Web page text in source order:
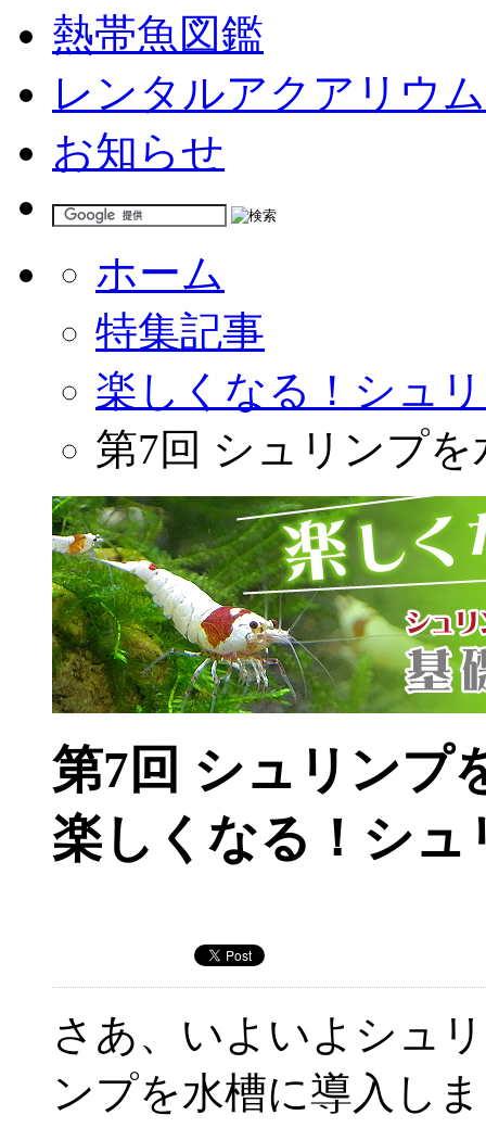
熱帯魚図鑑
レンタルアクアリウム
お知らせ
ホーム
特集記事
楽しくなる！シュ
第7回 シュリンプ
第7回 シュリンプ
楽しくなる！シュ
さあ、いよいよシュリ
ンプを水槽に導入しま